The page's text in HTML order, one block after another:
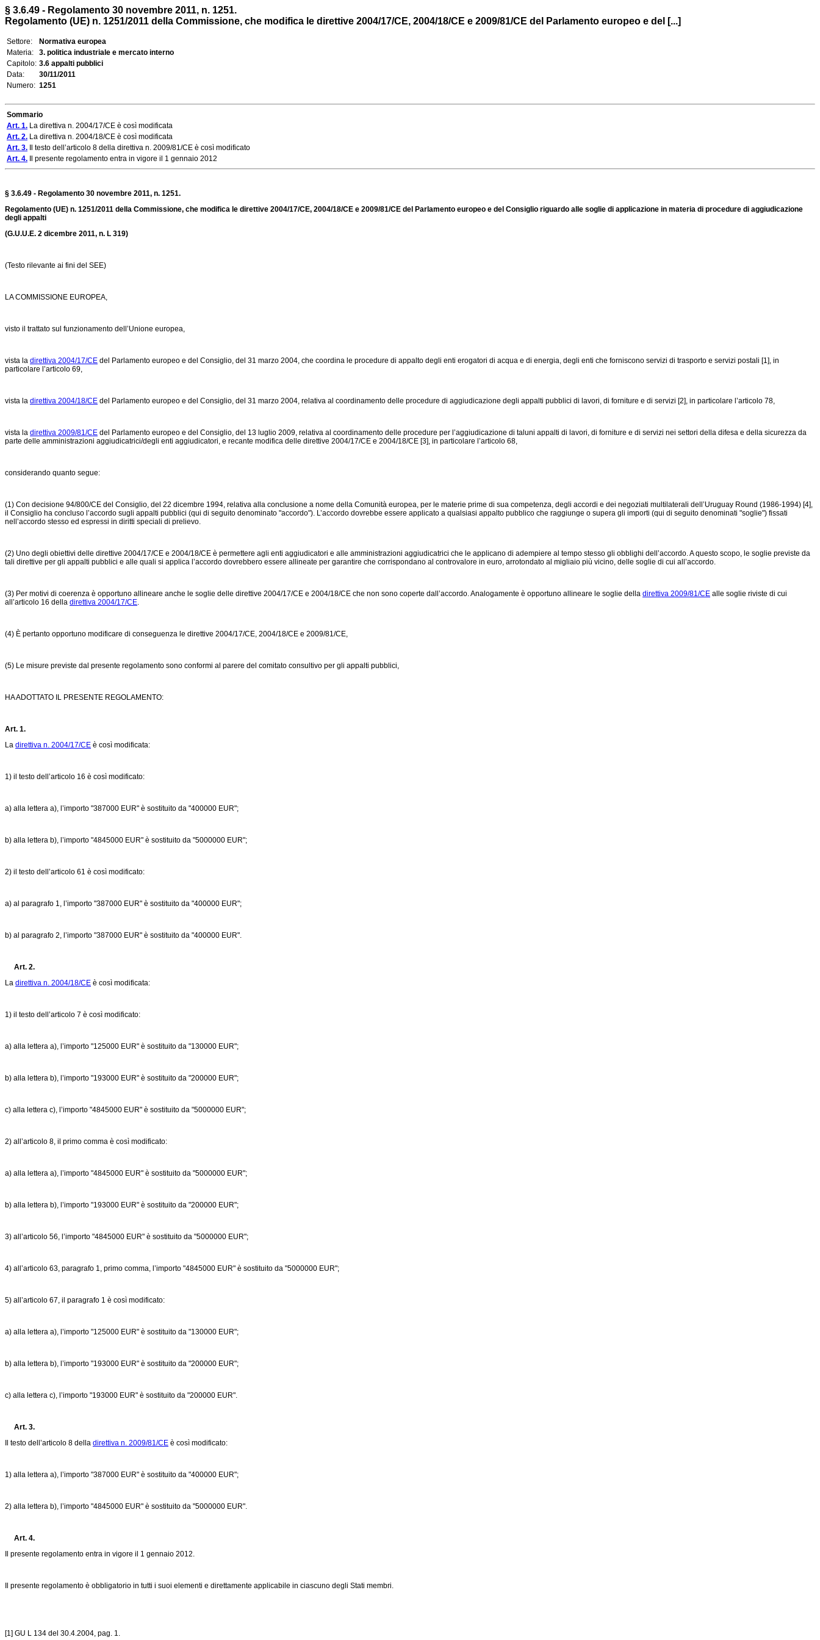
§ 3.6.49 - Regolamento 30 novembre 2011, n. 1251.
Regolamento (UE) n. 1251/2011 della Commissione, che modifica le direttive 2004/17/CE, 2004/18/CE e 2009/81/CE del Parlamento europeo e del [...]
Settore:
Normativa europea
Materia:
3. politica industriale e mercato interno
Capitolo: 3.6 appalti pubblici
Data:
30/11/2011
Numero: 1251
Sommario
Art. 1. La direttiva n. 2004/17/CE è così modificata
Art. 2. La direttiva n. 2004/18/CE è così modificata
Art. 3. Il testo dell’articolo 8 della direttiva n. 2009/81/CE è così modificato
Art. 4. Il presente regolamento entra in vigore il 1 gennaio 2012
§ 3.6.49 - Regolamento 30 novembre 2011, n. 1251.
Regolamento (UE) n. 1251/2011 della Commissione, che modifica le direttive 2004/17/CE, 2004/18/CE e 2009/81/CE del Parlamento europeo e del Consiglio riguardo alle soglie di applicazione in materia di procedure di aggiudicazione
degli appalti
(G.U.U.E. 2 dicembre 2011, n. L 319)
(Testo rilevante ai fini del SEE)
LA COMMISSIONE EUROPEA,
visto il trattato sul funzionamento dell’Unione europea,
vista la direttiva 2004/17/CE del Parlamento europeo e del Consiglio, del 31 marzo 2004, che coordina le procedure di appalto degli enti erogatori di acqua e di energia, degli enti che forniscono servizi di trasporto e servizi postali [1], in
particolare l’articolo 69,
vista la direttiva 2004/18/CE del Parlamento europeo e del Consiglio, del 31 marzo 2004, relativa al coordinamento delle procedure di aggiudicazione degli appalti pubblici di lavori, di forniture e di servizi [2], in particolare l’articolo 78,
vista la direttiva 2009/81/CE del Parlamento europeo e del Consiglio, del 13 luglio 2009, relativa al coordinamento delle procedure per l’aggiudicazione di taluni appalti di lavori, di forniture e di servizi nei settori della difesa e della sicurezza da
parte delle amministrazioni aggiudicatrici/degli enti aggiudicatori, e recante modifica delle direttive 2004/17/CE e 2004/18/CE [3], in particolare l’articolo 68,
considerando quanto segue:
(1) Con decisione 94/800/CE del Consiglio, del 22 dicembre 1994, relativa alla conclusione a nome della Comunità europea, per le materie prime di sua competenza, degli accordi e dei negoziati multilaterali dell’Uruguay Round (1986-1994) [4],
il Consiglio ha concluso l’accordo sugli appalti pubblici (qui di seguito denominato "accordo"). L’accordo dovrebbe essere applicato a qualsiasi appalto pubblico che raggiunge o supera gli importi (qui di seguito denominati "soglie") fissati
nell’accordo stesso ed espressi in diritti speciali di prelievo.
(2) Uno degli obiettivi delle direttive 2004/17/CE e 2004/18/CE è permettere agli enti aggiudicatori e alle amministrazioni aggiudicatrici che le applicano di adempiere al tempo stesso gli obblighi dell’accordo. A questo scopo, le soglie previste da
tali direttive per gli appalti pubblici e alle quali si applica l’accordo dovrebbero essere allineate per garantire che corrispondano al controvalore in euro, arrotondato al migliaio più vicino, delle soglie di cui all’accordo.
(3) Per motivi di coerenza è opportuno allineare anche le soglie delle direttive 2004/17/CE e 2004/18/CE che non sono coperte dall’accordo. Analogamente è opportuno allineare le soglie della direttiva 2009/81/CE alle soglie riviste di cui
all’articolo 16 della direttiva 2004/17/CE.
(4) È pertanto opportuno modificare di conseguenza le direttive 2004/17/CE, 2004/18/CE e 2009/81/CE,
(5) Le misure previste dal presente regolamento sono conformi al parere del comitato consultivo per gli appalti pubblici,
HA ADOTTATO IL PRESENTE REGOLAMENTO:
Art. 1.
La direttiva n. 2004/17/CE è così modificata:
1) il testo dell’articolo 16 è così modificato:
a) alla lettera a), l’importo "387000 EUR" è sostituito da "400000 EUR";
b) alla lettera b), l’importo "4845000 EUR" è sostituito da "5000000 EUR";
2) il testo dell’articolo 61 è così modificato:
a) al paragrafo 1, l’importo "387000 EUR" è sostituito da "400000 EUR";
b) al paragrafo 2, l’importo "387000 EUR" è sostituito da "400000 EUR".
Art. 2.
La direttiva n. 2004/18/CE è così modificata:
1) il testo dell’articolo 7 è così modificato:
a) alla lettera a), l’importo "125000 EUR" è sostituito da "130000 EUR";
b) alla lettera b), l’importo "193000 EUR" è sostituito da "200000 EUR";
c) alla lettera c), l’importo "4845000 EUR" è sostituito da "5000000 EUR";
2) all’articolo 8, il primo comma è così modificato:
a) alla lettera a), l’importo "4845000 EUR" è sostituito da "5000000 EUR";
b) alla lettera b), l’importo "193000 EUR" è sostituito da "200000 EUR";
3) all’articolo 56, l’importo "4845000 EUR" è sostituito da "5000000 EUR";
4) all’articolo 63, paragrafo 1, primo comma, l’importo "4845000 EUR" è sostituito da "5000000 EUR";
5) all’articolo 67, il paragrafo 1 è così modificato:
a) alla lettera a), l’importo "125000 EUR" è sostituito da "130000 EUR";
b) alla lettera b), l’importo "193000 EUR" è sostituito da "200000 EUR";
c) alla lettera c), l’importo "193000 EUR" è sostituito da "200000 EUR".
Art. 3.
Il testo dell’articolo 8 della direttiva n. 2009/81/CE è così modificato:
1) alla lettera a), l’importo "387000 EUR" è sostituito da "400000 EUR";
2) alla lettera b), l’importo "4845000 EUR" è sostituito da "5000000 EUR".
Art. 4.
Il presente regolamento entra in vigore il 1 gennaio 2012.
Il presente regolamento è obbligatorio in tutti i suoi elementi e direttamente applicabile in ciascuno degli Stati membri.
[1] GU L 134 del 30.4.2004, pag. 1.